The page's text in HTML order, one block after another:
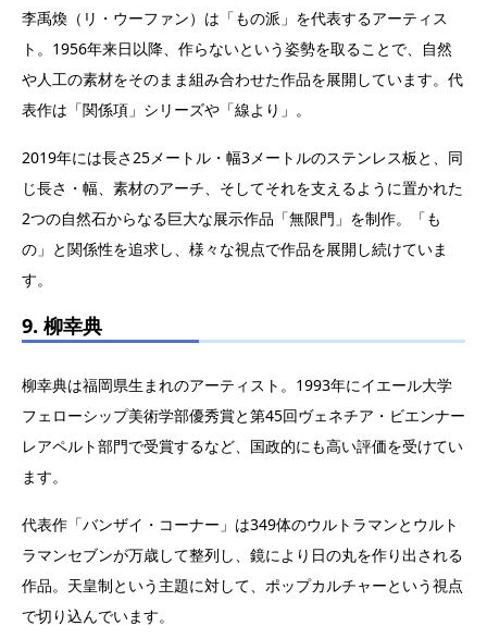
李禹煥（リ・ウーファン）は「もの派」を代表するアーティス
ト。1956年来日以降、作らないという姿勢を取ることで、自然
や人工の素材をそのまま組み合わせた作品を展開しています。代
表作は「関係項」シリーズや「線より」。
2019年には長さ25メートル・幅3メートルのステンレス板と、同
じ長さ・幅、素材のアーチ、そしてそれを支えるように置かれた
2つの自然石からなる巨大な展示作品「無限門」を制作。「も
の」と関係性を追求し、様々な視点で作品を展開し続けていま
す。
9. 柳幸典
柳幸典は福岡県生まれのアーティスト。1993年にイエール大学
フェローシップ美術学部優秀賞と第45回ヴェネチア・ビエンナー
レアペルト部門で受賞するなど、国政的にも高い評価を受けてい
ます。
代表作「バンザイ・コーナー」は349体のウルトラマンとウルト
ラマンセブンが万歳して整列し、鏡により日の丸を作り出される
作品。天皇制という主題に対して、ポップカルチャーという視点
で切り込んでいます。